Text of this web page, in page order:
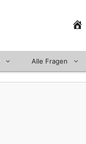
Alle Fragen